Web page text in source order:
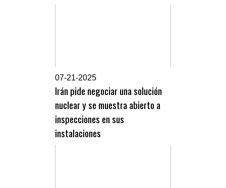
07-21-2025
Irán pide negociar una solución
nuclear y se muestra abierto a
inspecciones en sus
instalaciones